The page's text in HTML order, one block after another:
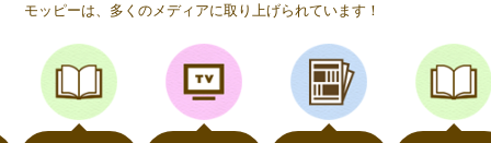
（20代・女性）
友達に勧められてモッピーをはじめました。空いた時間にスマホで買
い物をすることが多いのですが、モッピーを経由するだけでショップ
のポイントとモッピーのポイントが二重で貯まることを知り、ビック
リ…！いつものネットショッピングをモッピーを経由するだけでポイ
ントが貯まるなんて…もっと早く教えてほしかった～！貯まったポイ
モッピーは、多くのメディアに取り上げられています！